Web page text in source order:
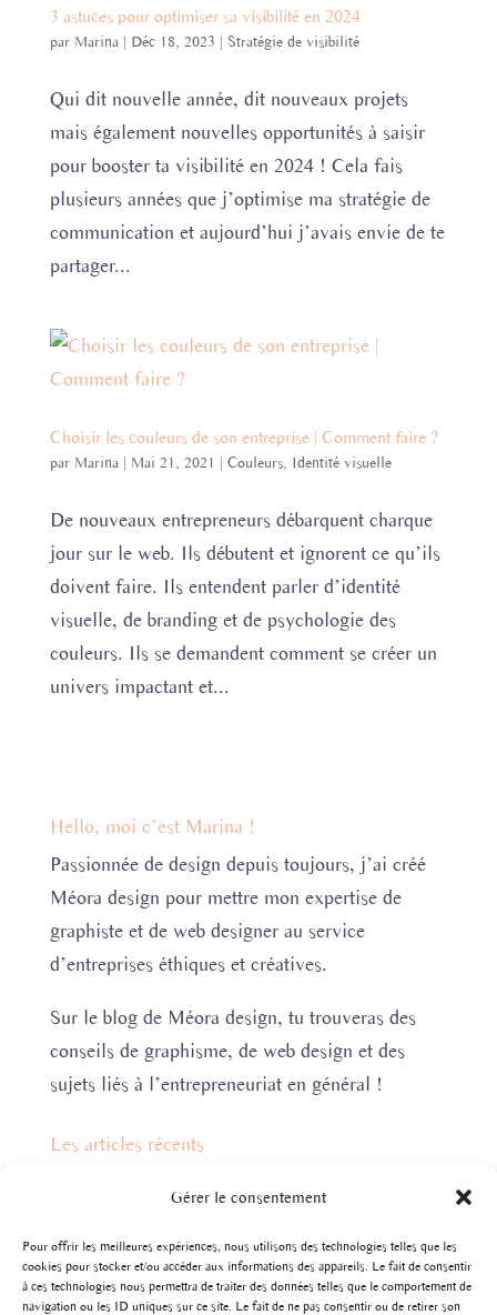
Gérer le consentement
Pour offrir les meilleures expériences, nous utilisons des technologies telles que les
cookies pour stocker et/ou accéder aux informations des appareils. Le fait de consentir
à ces technologies nous permettra de traiter des données telles que le comportement de
navigation ou les ID uniques sur ce site. Le fait de ne pas consentir ou de retirer son
3 astuces pour optimiser sa visibilité en 2024
par Marina | Déc 18, 2023 | Stratégie de visibilité
Qui dit nouvelle année, dit nouveaux projets
mais également nouvelles opportunités à saisir
pour booster ta visibilité en 2024 ! Cela fais
plusieurs années que j’optimise ma stratégie de
communication et aujourd’hui j’avais envie de te
partager...
Choisir les couleurs de son entreprise | Comment faire ?
par Marina | Mai 21, 2021 | Couleurs, Identité visuelle
De nouveaux entrepreneurs débarquent charque
jour sur le web. Ils débutent et ignorent ce qu’ils
doivent faire. Ils entendent parler d’identité
visuelle, de branding et de psychologie des
couleurs. Ils se demandent comment se créer un
univers impactant et...
Hello, moi c’est Marina !
Passionnée de design depuis toujours, j’ai créé
Méora design pour mettre mon expertise de
graphiste et de web designer au service
d’entreprises éthiques et créatives.
Sur le blog de Méora design, tu trouveras des
conseils de graphisme, de web design et des
sujets liés à l’entrepreneuriat en général !
Les articles récents
3 astuces pour optimiser sa visibilité en 2024
Identité visuelle d’une entreprise | Définition et